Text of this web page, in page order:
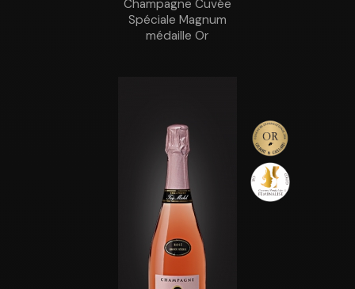
Champagne Cuvée
Spéciale Magnum
médaille Or